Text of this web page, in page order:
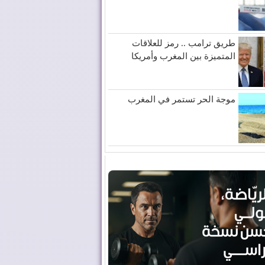
طريق ترامب .. رمز للعلاقات
المتميزة بين المغرب وأمريكا
موجة الحر تستمر في المغرب